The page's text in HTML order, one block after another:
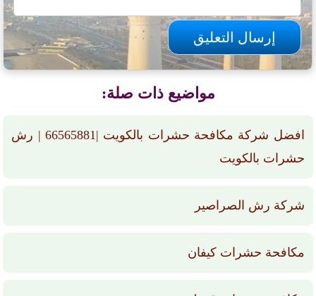
مواضيع ذات صلة:
افضل شركة مكافحة حشرات بالكويت |66565881 | رش
حشرات بالكويت
شركة رش الصراصير
مكافحة حشرات كيفان